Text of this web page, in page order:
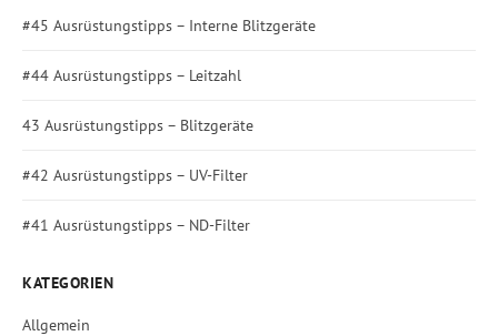
#45 Ausrüstungstipps – Interne Blitzgeräte
#44 Ausrüstungstipps – Leitzahl
43 Ausrüstungstipps – Blitzgeräte
#42 Ausrüstungstipps – UV-Filter
#41 Ausrüstungstipps – ND-Filter
KATEGORIEN
Allgemein